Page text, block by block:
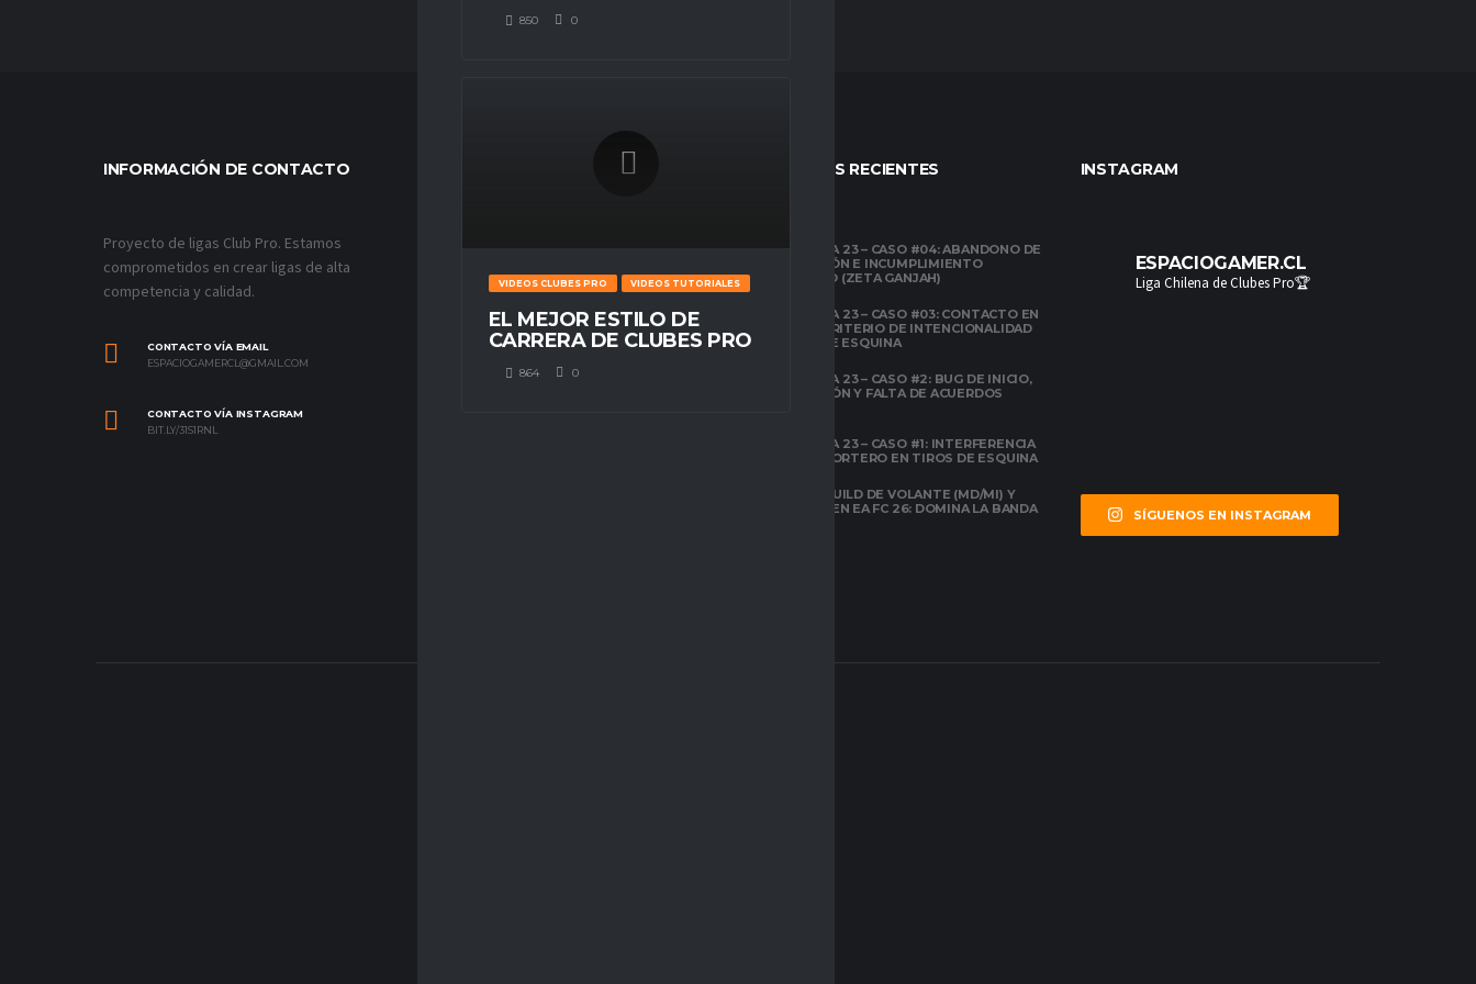
850 0
VIDEOS CLUBES PRO VIDEOS TUTORIALES
EL MEJOR ESTILO DE
CARRERA DE CLUBES PRO
864 0
INFORMACIÓN DE CONTACTO
Proyecto de ligas Club Pro. Estamos
comprometidos en crear ligas de alta
competencia y calidad.
CONTACTO VÍA EMAIL
ESPACIOGAMERCL@GMAIL.COM
CONTACTO VÍA INSTAGRAM
BIT.LY/31S1RNL
TUTORIALES
¿QUÉ ES CLUBES
PRO?
ENTRADAS RECIENTES
TEMPORADA 23 – CASO #04: ABANDONO DE
COMPETICIÓN E INCUMPLIMIENTO
ECONÓMICO (ZETA GANJAH)
TEMPORADA 23 – CASO #03: CONTACTO EN
EL ÁREA Y CRITERIO DE INTENCIONALIDAD
EN TIROS DE ESQUINA
TEMPORADA 23 – CASO #2: BUG DE INICIO,
DESCONEXIÓN Y FALTA DE ACUERDOS
TEMPORADA 23 – CASO #1: INTERFERENCIA
ILEGAL AL PORTERO EN TIROS DE ESQUINA
LA MEJOR BUILD DE VOLANTE (MD/MI) Y
CARRILERO EN EA FC 26: DOMINA LA BANDA
INSTAGRAM
ESPACIOGAMER.CL
Liga Chilena de Clubes Pro🏆
SÍGUENOS EN INSTAGRAM